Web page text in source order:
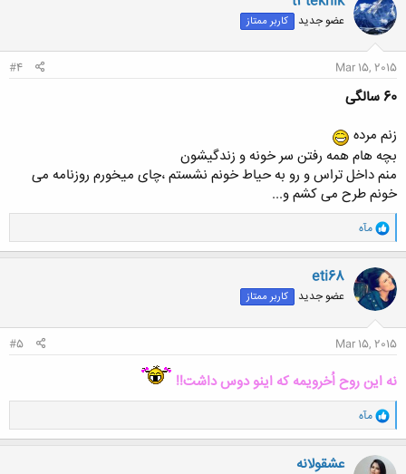
ش
ه
ا
عضو جدید کاربر ممتاز
Mar 15, 2015
#4
60 سالگی
زنم مرده
بچه هام همه رفتن سر خونه و زندگیشون
منم داخل تراس و رو به حیاط خونم نشستم ،چای میخورم روزنامه می
خونم طرح می کشم و...
و
ا
ک
ن
ش
ه
ا
مآه
eti68
عضو جدید کاربر ممتاز
Mar 15, 2015
#5
نه این روح اُخرویمه که اینو دوس داشت!!
و
ا
ک
ن
مآه
عشقولانه